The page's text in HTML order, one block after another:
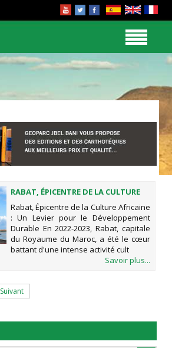
RABAT, ÉPICENTRE DE LA CULTURE
AFRICAINE : UN LEVIER POUR LE
DÉVELOPPEMENT DURABLE
Rabat, Épicentre de la Culture Africaine
: Un Levier pour le Développement
Durable En 2022-2023, Rabat, capitale
du Royaume du Maroc, a été le cœur
battant d'une intense activité cult
Savoir plus...
Suivant